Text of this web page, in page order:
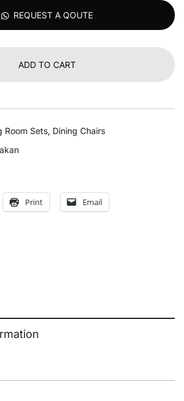
REQUEST A QOUTE
ADD TO CART
Room Sets, Dining Chairs
Print Email